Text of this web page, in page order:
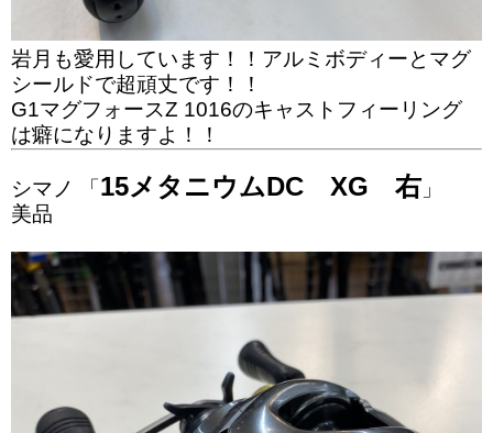
岩月も愛用しています！！アルミボディーとマグ
シールドで超頑丈です！！
G1マグフォースZ 1016のキャストフィーリング
は癖になりますよ！！
シマノ 「 15メタニウムDC XG 右 」
美品